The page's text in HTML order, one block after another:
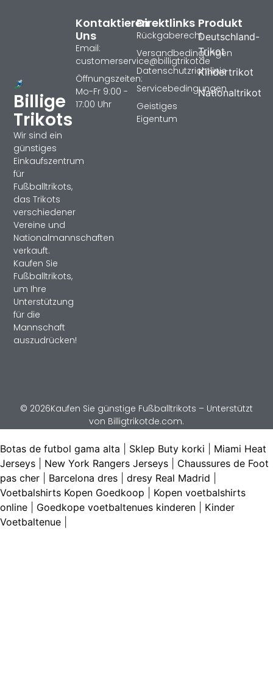
Billige
Trikots
Wir sind ein
günstiges
Einkaufszentrum
für
Fußballtrikots,
das Trikots
verschiedener
Vereine und
Nationalmannschaften
verkauft.
Kaufen Sie
Fußballtrikots,
um Ihre
Unterstützung
für die
Mannschaft
auszudrücken!
Produkt
Deutschland-
Trikot
Kindertrikot
Nationaltrikot
Direktlinks
Rückgaberecht
Versandbedingungen
Datenschutzrichtlinie
Servicebedingungen
Geistiges
Eigentum
Kontaktieren
Uns
Email:
customerservice@billigtrikotde
Öffnungszeiten:
Mo-Fr 9:00 -
17:00 Uhr
© 2026Kaufen Sie günstige Fußballtrikots – Unterstützt
von Billigtrikotde.com.
Botas de futbol gama alta Sklep Buty korki
Miami Heat
Jerseys
New York Rangers Jerseys
Chaussures de Foot
pas cher
Barcelona dres dresy Real Madrid
Voetbalshirts Kopen Goedkoop
Kopen voetbalshirts
online
Goedkope voetbaltenues kinderen
Kinder
Voetbaltenue